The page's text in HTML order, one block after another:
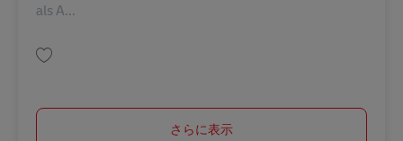
als A...
さらに表示